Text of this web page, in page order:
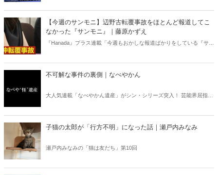
ある。元月刊『Hanada』編集部員のライター・梶原がお送りする時事
書評！
【今週のサンモニ】辺野古転覆事故をほとんど報道してこ
なかった『サンモニ』｜藤原かずえ
『Hanada』プラス連載「今週もおかしな報道ばかりをしている『サン
不可解な事件の裏側｜なべやかん
大人気連載「なべやかん遺産」がシン・シリーズ突入！ 芸能界屈指の
信じるか信じないかは、あなた次第！ 芸能ニュース
子猫の太郎が「行方不明」になった話｜瀬戸内みなみ
瀬戸内みなみの「猫は友だち」第10回